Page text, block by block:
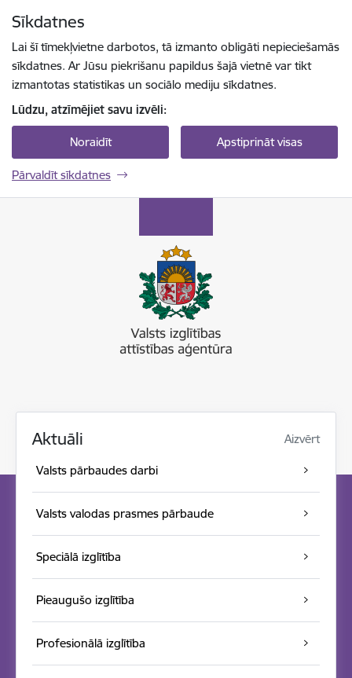
Sīkdatnes
Lai šī tīmekļvietne darbotos, tā izmanto obligāti nepieciešamās
sīkdatnes. Ar Jūsu piekrišanu papildus šajā vietnē var tikt
izmantotas statistikas un sociālo mediju sīkdatnes.
Lūdzu, atzīmējiet savu izvēli:
Noraidīt Apstiprināt visas
Pārvaldīt sīkdatnes
Aktuāli Aizvērt
Valsts pārbaudes darbi
Valsts valodas prasmes pārbaude
Speciālā izglītība
Pieaugušo izglītība
Profesionālā izglītība